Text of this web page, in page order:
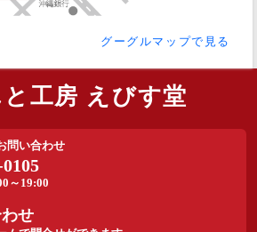
グーグルマップで見る
工房 えびす堂
問い合わせ
～19:00
せ